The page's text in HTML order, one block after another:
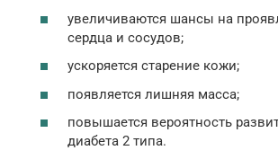
увеличиваются шансы на
сердца и сосудов;
ускоряется старение кожи;
появляется лишняя масса;
повышается вероятность
диабета 2 типа.